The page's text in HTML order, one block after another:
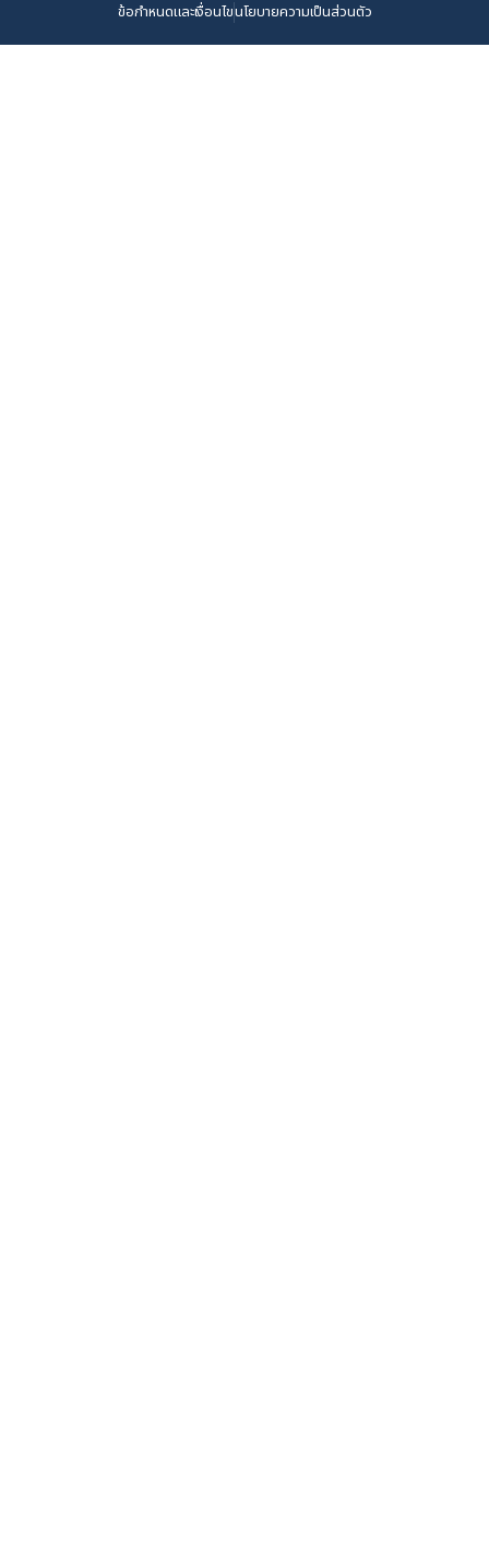
ข้อกำหนดและเงื่อนไขนโยบายความเป็นส่วนตัว